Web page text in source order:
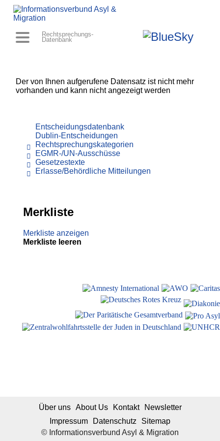
Rechtsprechungs-
Datenbank
Der von Ihnen aufgerufene Datensatz ist nicht mehr
vorhanden und kann nicht angezeigt werden
Entscheidungsdatenbank
Dublin-Entscheidungen
Rechtsprechungskategorien
EGMR-/UN-Ausschüsse
Gesetzestexte
Erlasse/Behördliche Mitteilungen
Merkliste
Merkliste anzeigen
Merkliste leeren
© Informationsverbund Asyl & Migration
Über uns About Us Kontakt
Newsletter
Impressum
Datenschutz Sitemap